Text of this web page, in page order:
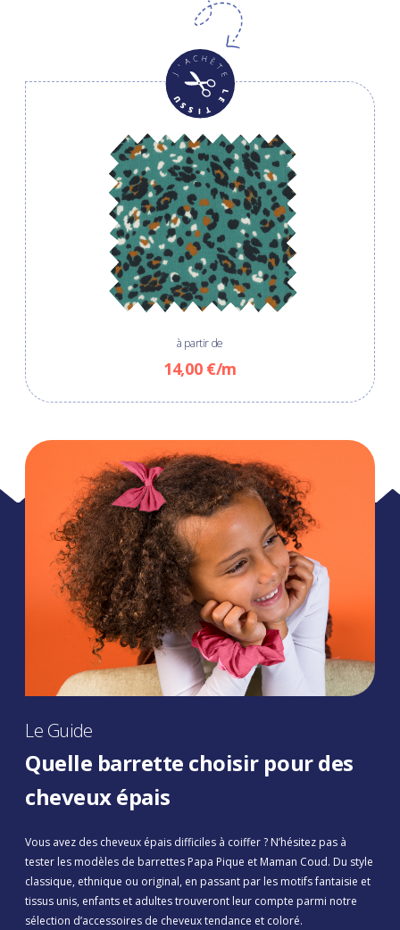
à partir de
14,00 €/m
Le Guide
Quelle barrette choisir pour des
cheveux épais
Vous avez des cheveux épais difficiles à coiffer ? N’hésitez pas à
tester les modèles de barrettes Papa Pique et Maman Coud. Du style
classique, ethnique ou original, en passant par les motifs fantaisie et
tissus unis, enfants et adultes trouveront leur compte parmi notre
sélection d’accessoires de cheveux tendance et coloré.